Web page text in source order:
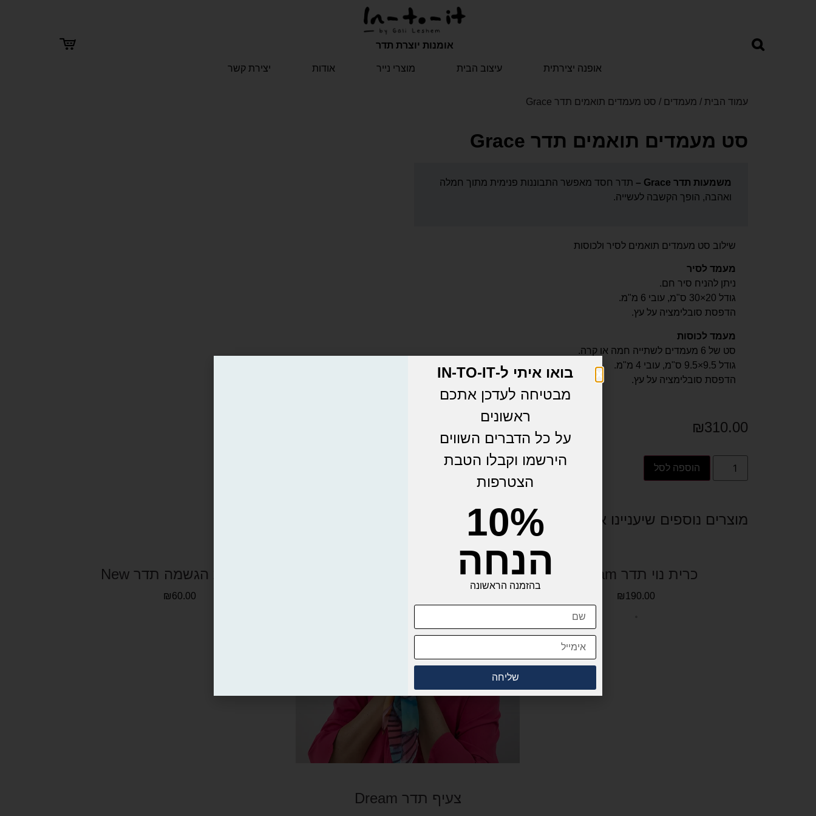
אומנות יוצרת תדר
אופנה יצירתית עיצוב הבית מוצרי נייר אודות יצירת קשר
עמוד הבית / מעמדים / סט מעמדים תואמים תדר Grace
סט מעמדים תואמים תדר Grace
משמעות תדר Grace –
תדר חסד מאפשר התבוננות פנימית מתוך חמלה
ואהבה, הופך הקשבה לעשייה.
שילוב סט מעמדים תואמים לסיר ולכוסות
מעמד לסיר
ניתן להניח סיר חם.
גודל 20×30 ס"מ, עובי 6 מ"מ.
הדפסת סובלימציה על עץ.
מעמד לכוסות
סט של 6 מעמדים לשתייה חמה או קרה.
גודל 9.5×9.5 ס"מ, עובי 4 מ"מ.
הדפסת סובלימציה על עץ.
₪310.00
הוספה לסל
מוצרים נוספים שיעניינו אותך
מחברת הגשמה תדר New
₪60.00
צעיף תדר Dream
כרית נוי תדר Dream
₪ 190.00
בואו איתי ל-IN-TO-IT
מבטיחה לעדכן אתכם
ראשונים
על כל הדברים השווים
הירשמו וקבלו הטבת
הצטרפות
10%
הנחה
בהזמנה הראשונה
שליחה